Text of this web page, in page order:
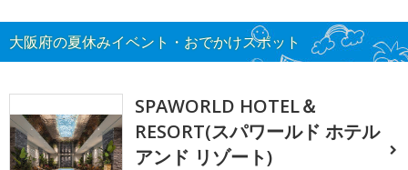
大阪府の夏休みイベント・おでかけスポット
SPAWORLD HOTEL＆
RESORT(スパワールド ホテル
アンド リゾート)